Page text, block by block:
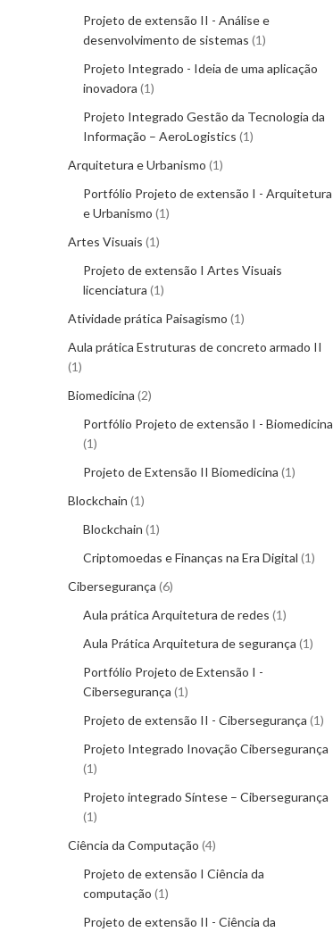
Projeto de extensão II - Análise e
desenvolvimento de sistemas 1
Projeto Integrado - Ideia de uma aplicação
inovadora 1
Projeto Integrado Gestão da Tecnologia da
Informação – AeroLogistics 1
Arquitetura e Urbanismo 1
Portfólio Projeto de extensão I - Arquitetura
e Urbanismo 1
Artes Visuais 1
Projeto de extensão I Artes Visuais
licenciatura 1
Atividade prática Paisagismo 1
Aula prática Estruturas de concreto armado II
1
Biomedicina 2
Portfólio Projeto de extensão I - Biomedicina
1
Projeto de Extensão II Biomedicina 1
Blockchain 1
Blockchain 1
Criptomoedas e Finanças na Era Digital 1
Cibersegurança 6
Aula prática Arquitetura de redes 1
Aula Prática Arquitetura de segurança 1
Portfólio Projeto de Extensão I -
Cibersegurança 1
Projeto de extensão II - Cibersegurança 1
Projeto Integrado Inovação Cibersegurança
1
Projeto integrado Síntese – Cibersegurança
1
Ciência da Computação 4
Projeto de extensão I Ciência da
computação 1
Projeto de extensão II - Ciência da